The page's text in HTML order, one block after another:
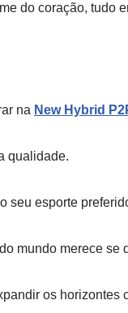
do coração, tudo
na New Hybrid
qualidade.
seu esporte
mundo merece se
os horizontes